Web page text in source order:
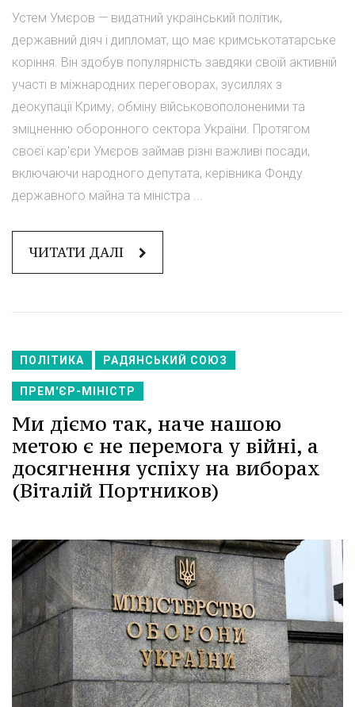
Устем Умєров — видатний український політик,
державний діяч і дипломат, що має кримськотатарське
коріння. Він здобув популярність завдяки своїй активній
участі в міжнародних переговорах, зусиллях з
деокупації Криму, обміну військовополоненими та
зміцненню оборонного сектора України. Протягом
своєї кар'єри Умєров займав різні важливі посади,
включаючи народного депутата, керівника Фонду
державного майна та міністра ...
ЧИТАТИ ДАЛІ
ПОЛІТИКА РАДЯНСЬКИЙ СОЮЗ
ПРЕМ'ЄР-МІНІСТР
Ми діємо так, наче нашою
метою є не перемога у війні, а
досягнення успіху на виборах
(Віталій Портников)